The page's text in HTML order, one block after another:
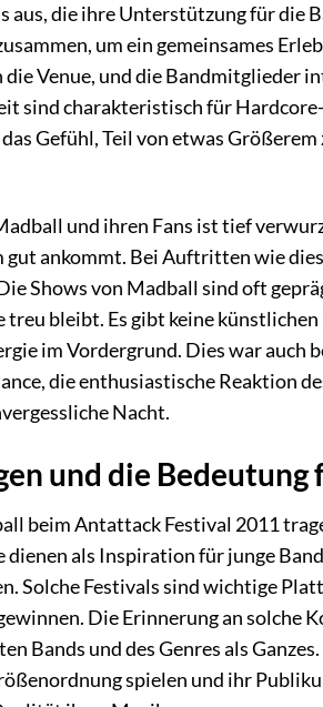
aus, die ihre Unterstützung für die
um ein gemeinsames
Venue, und die Bandmitglieder
sind charakteristisch für
Gefühl, Teil von etwas
und ihren Fans ist tief
gut ankommt. Bei Auftritten wie
Shows von Madball sind oft
treu bleibt. Es gibt keine
im Vordergrund. Dies war auch
die enthusiastische Reaktion
Nacht.
und die Bedeutung
beim Antattack Festival 2011
dienen als Inspiration für junge
Solche Festivals sind wichtige
Die Erinnerung an solche
Bands und des Genres als
spielen und ihr